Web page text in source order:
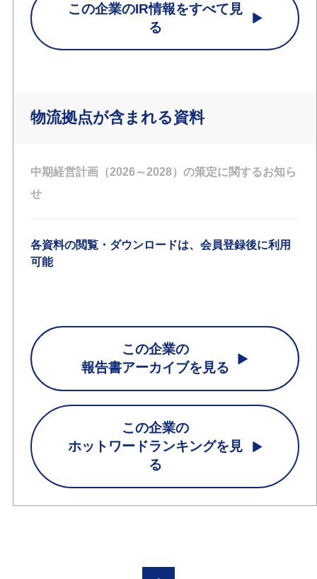
この企業のIR情報をすべて見
る
物流拠点が含まれる資料
中期経営計画（2026～2028）の策定に関するお知ら
せ
各資料の閲覧・ダウンロードは、会員登録後に利用
可能
この企業の
報告書アーカイブを見る
この企業の
ホットワードランキングを見
る